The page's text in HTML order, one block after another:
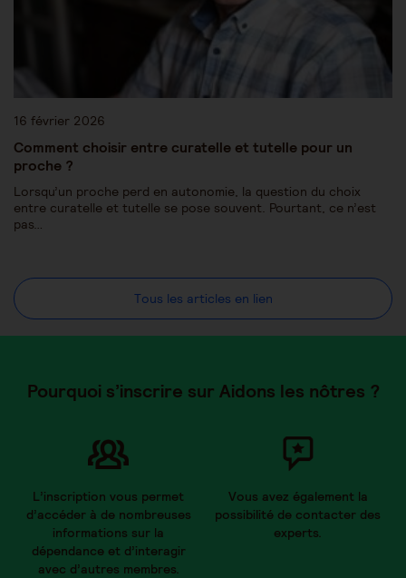
16 février 2026
Comment choisir entre curatelle et tutelle pour un
proche ?
Lorsqu’un proche perd en autonomie, la question du choix
entre curatelle et tutelle se pose souvent. Pourtant, ce n’est
pas…
Tous les articles en lien
Pourquoi s’inscrire sur Aidons les nôtres ?
L’inscription vous permet
d’accéder à de nombreuses
informations sur la
dépendance et d’interagir
avec d’autres membres.
Vous avez également la
possibilité de contacter des
experts.